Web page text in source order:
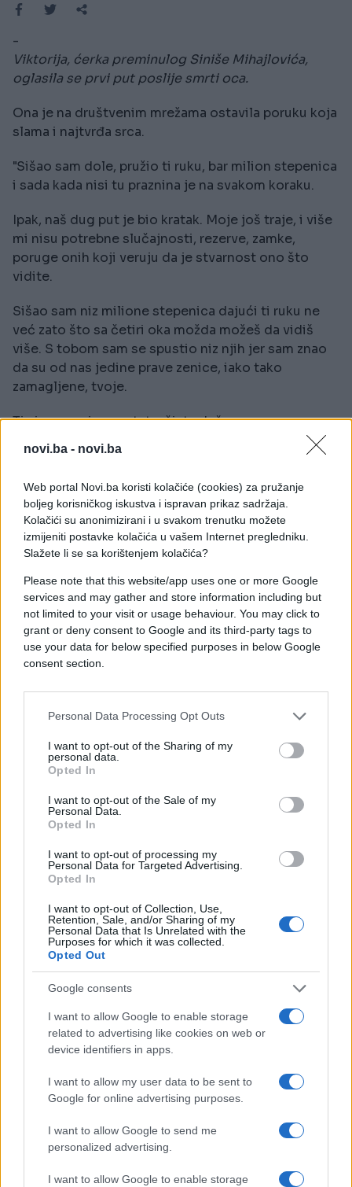
novi.ba - novi.ba
Web portal Novi.ba koristi kolačiće (cookies) za pružanje
boljeg korisničkog iskustva i ispravan prikaz sadržaja.
Kolačići su anonimizirani i u svakom trenutku možete
izmijeniti postavke kolačića u vašem Internet pregledniku.
Slažete li se sa korištenjem kolačića?
Please note that this website/app uses one or more Google
services and may gather and store information including but
not limited to your visit or usage behaviour. You may click to
grant or deny consent to Google and its third-party tags to
use your data for below specified purposes in below Google
consent section.
Personal Data Processing Opt Outs
I want to opt-out of the Sharing of my
personal data.
Opted In
I want to opt-out of the Sale of my
Personal Data.
Opted In
I want to opt-out of processing my
Personal Data for Targeted Advertising.
Opted In
I want to opt-out of Collection, Use,
Retention, Sale, and/or Sharing of my
Personal Data that Is Unrelated with the
Purposes for which it was collected.
Opted Out
Google consents
I want to allow Google to enable storage
related to advertising like cookies on web or
device identifiers in apps.
I want to allow my user data to be sent to
Google for online advertising purposes.
I want to allow Google to send me
personalized advertising.
I want to allow Google to enable storage
-
Viktorija, ćerka preminulog Siniše Mihajlovića,
oglasila se prvi put poslije smrti oca.
Ona je na društvenim mrežama ostavila poruku koja
slama i najtvrđa srca.
"Sišao sam dole, pružio ti ruku, bar milion stepenica
i sada kada nisi tu praznina je na svakom koraku.
Ipak, naš dug put je bio kratak. Moje još traje, i više
mi nisu potrebne slučajnosti, rezerve, zamke,
poruge onih koji veruju da je stvarnost ono što
vidite.
Sišao sam niz milione stepenica dajući ti ruku ne
već zato što sa četiri oka možda možeš da vidiš
više. S tobom sam se spustio niz njih jer sam znao
da su od nas jedine prave zenice, iako tako
zamagljene, tvoje.
Ti si sve moje srce tata, čista duša ponos mog
života, moj heroj, moja VELIKA ljubav", napisala je
Ona je ovu poruku stavila uz niz Sinišinih slika,
među kojima je i ona kako ga drži za ruku u bolnici,
a držala ga je tako do samog kraja.
(Kurir.rs)